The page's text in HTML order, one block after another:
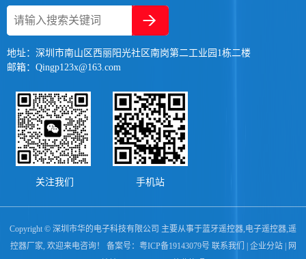
地址：深圳市南山区西丽阳光社区南岗第二工业园1栋二楼
邮箱：Qingp123x@163.com
关注我们 手机站
Copyright © 深圳市华的电子科技有限公司 主要从事于蓝牙遥控器 电子遥控器 遥
控器厂家 , 欢迎来电咨询！ 备案号： 粤ICP备19143079号 联系我们 | 企业分站| 网